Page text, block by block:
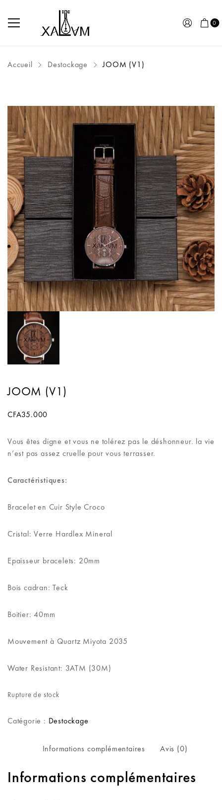
0
Accueil Destockage JOOM (V1)
JOOM (V1)
CFA35.000
Vous êtes digne et vous ne tolérez pas le déshonneur. la vie
n’est pas assez cruelle pour vous terrasser.
Caractéristiques:
Bracelet en Cuir Style Croco
Cristal: Verre Hardlex Mineral
Epaisseur bracelets: 20mm
Bois cadran: Teck
Boitier: 40mm
Mouvement à Quartz Miyota 2035
Water Resistant: 3ATM (30M)
Rupture de stock
Catégorie : Destockage
Informations complémentaires Avis (0)
Informations complémentaires